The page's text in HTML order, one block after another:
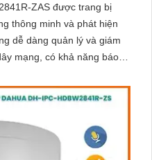
ZAS được trang bị
thông minh và phát hiện
dễ dàng quản lý và giám